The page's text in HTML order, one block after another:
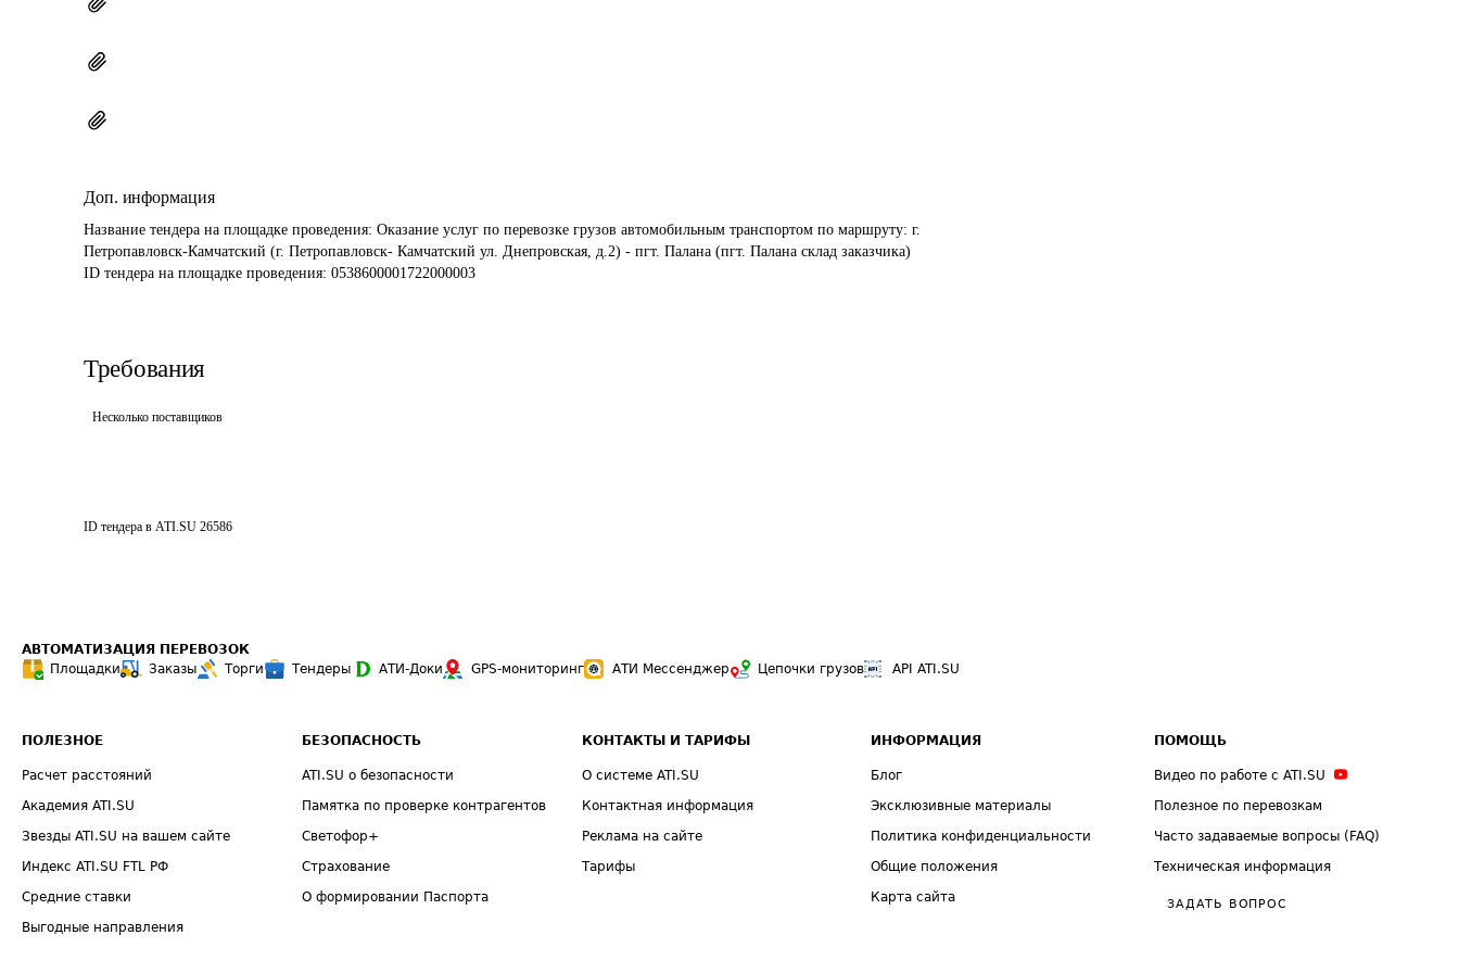
Доп. информация
Название тендера на площадке проведения: Оказание услуг по перевозке грузов автомобильным транспортом по маршруту: г.
Петропавловск-Камчатский (г. Петропавловск- Камчатский ул. Днепровская, д.2) - пгт. Палана (пгт. Палана склад заказчика)
ID тендера на площадке проведения: 0538600001722000003
Требования
Несколько поставщиков
ID тендера в ATI.SU 26586
АВТОМАТИЗАЦИЯ ПЕРЕВОЗОК
Площадки
Заказы Торги Тендеры АТИ-Доки GPS-мониторинг АТИ Мессенджер Цепочки грузов API ATI.SU
ПОЛЕЗНОЕ
Расчет расстояний
Академия ATI.SU
Звезды ATI.SU на вашем сайте
Индекс ATI.SU FTL РФ
Средние ставки
Выгодные направления
БЕЗОПАСНОСТЬ
ATI.SU о безопасности
Памятка по проверке контрагентов
Светофор+
Страхование
О формировании Паспорта
КОНТАКТЫ И ТАРИФЫ
О системе ATI.SU
Контактная информация
Реклама на сайте
Тарифы
ИНФОРМАЦИЯ
Блог
Эксклюзивные материалы
Политика конфиденциальности
Общие положения
Карта сайта
ПОМОЩЬ
Видео по работе с ATI.SU
Полезное по перевозкам
Часто задаваемые вопросы (FAQ)
Техническая информация
ЗАДАТЬ ВОПРОС